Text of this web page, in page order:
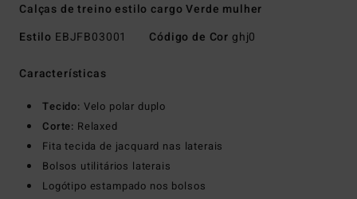
Calças de treino estilo cargo Verde mulher
Estilo EBJFB03001 Código de Cor ghj0
Características
Tecido: Velo polar duplo
Corte: Relaxed
Fita tecida de jacquard nas laterais
Bolsos utilitários laterais
Logótipo estampado nos bolsos